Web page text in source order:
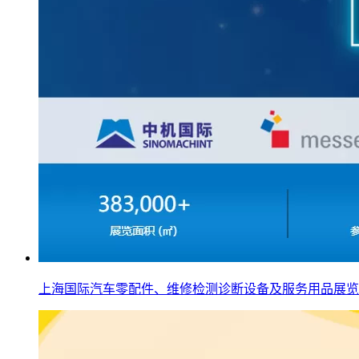
上海国际汽车零配件、维修检测诊断设备及服务用品展